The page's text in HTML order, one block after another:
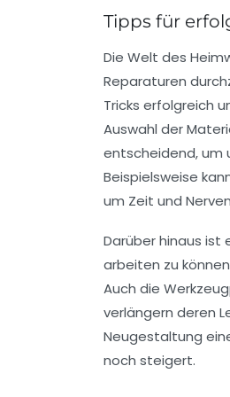
Tipps für
Die Welt des
Reparaturen
Tricks erfolgreich
Auswahl der
entscheidend, um
Beispielsweise
um Zeit und
Darüber hinaus
arbeiten zu
Auch die
verlängern deren
Neugestaltung
noch steigert.